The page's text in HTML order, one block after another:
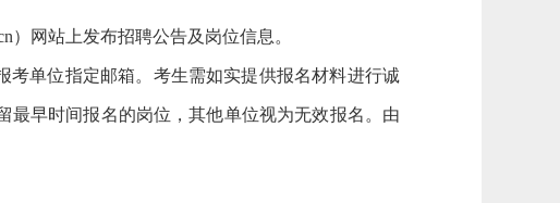
网站上发布招聘公告及岗位信息。
单位指定邮箱。考生需如实提供报名材料进行诚
早时间报名的岗位，其他单位视为无效报名。由